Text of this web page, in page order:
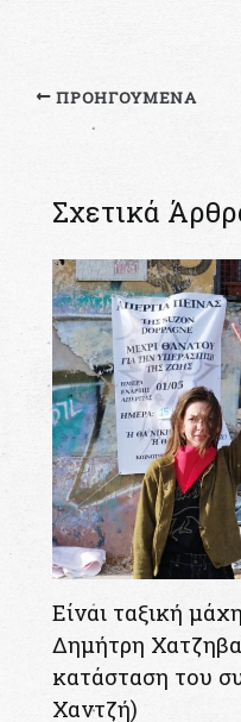
ΠΡΟΗΓΟΎΜΕΝΑ
Σχετικά
Είναι ταξική
Δημήτρη
κατάσταση του
Χαντζή)